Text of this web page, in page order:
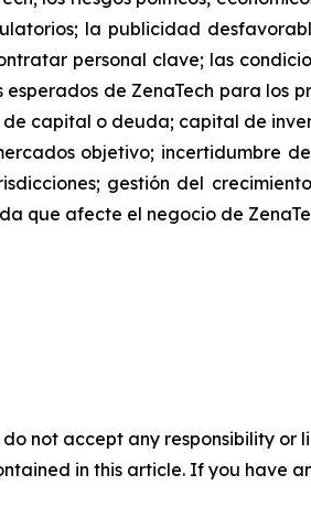
la publicidad
personal clave; las
de ZenaTech para los
capital o deuda; capital de
objetivo; incertidumbre
gestión del
que afecte el negocio de
not accept any responsibility
in this article. If you have